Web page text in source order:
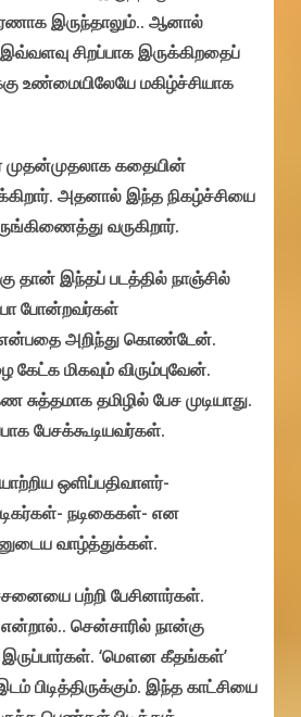
இருந்தாலும்.. ஆனால்
சிறப்பாக இருக்கிறதைப்
உண்மையிலேயே மகிழ்ச்சியாக
முதன்முதலாக கதையின்
அதனால் இந்த நிகழ்ச்சியை
வருகிறார்.‌
தான் இந்தப் படத்தில் நாஞ்சில்
போன்றவர்கள்
என்பதை அறிந்து கொண்டேன்.
மிகவும் விரும்புவேன்.
தமிழில் பேச முடியாது.
பேசக்கூடியவர்கள்.
ஒளிப்பதிவாளர்-
நடிகைகள்- என
வாழ்த்துக்கள்.
பற்றி பேசினார்கள்.
சென்சாரில் நான்கு
‘மௌன கீதங்கள்’
பிடித்திருக்கும். இந்த காட்சியை